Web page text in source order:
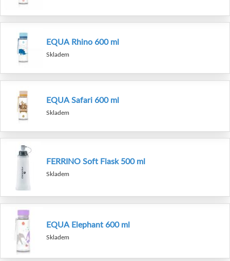
EQUA Rhino 600 ml
Skladem
EQUA Safari 600 ml
Skladem
FERRINO Soft Flask 500 ml
Skladem
EQUA Elephant 600 ml
Skladem